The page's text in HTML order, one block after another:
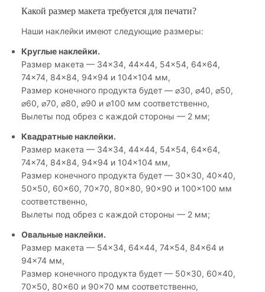
Какой размер макета требуется для печати?
Наши наклейки имеют следующие размеры:
Круглые наклейки.
Размер макета — 34×34, 44×44, 54×54, 64×64,
74×74, 84×84, 94×94 и 104×104 мм,
Размер конечного продукта будет — ⌀30, ⌀40, ⌀50,
⌀60, ⌀70, ⌀80, ⌀90 и ⌀100 мм соответственно,
Вылеты под обрез с каждой стороны — 2 мм;
Квадратные наклейки.
Размер макета — 34×34, 44×44, 54×54, 64×64,
74×74, 84×84, 94×94 и 104×104 мм,
Размер конечного продукта будет — 30×30, 40×40,
50×50, 60×60, 70×70, 80×80, 90×90 и 100×100 мм
соответственно,
Вылеты под обрез с каждой стороны — 2 мм;
Овальные наклейки.
Размер макета — 54×34, 64×44, 74×54, 84×64 и
94×74 мм,
Размер конечного продукта будет — 50×30, 60×40,
70×50, 80×60 и 90×70 мм соответственно,